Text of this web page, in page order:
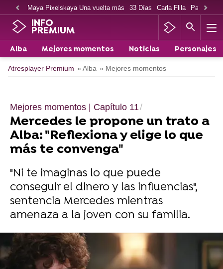
Maya Pixelskaya Una vuelta más 33 Días Carla Flila Paco
INFO
PREMIUM
Alba Mejores momentos Noticias Personajes
Atresplayer Premium » Alba » Mejores momentos
Mejores momentos | Capítulo 11
Mercedes le propone un trato a
Alba: "Reflexiona y elige lo que
más te convenga"
"Ni te imaginas lo que puede
conseguir el dinero y las influencias",
sentencia Mercedes mientras
amenaza a la joven con su familia.